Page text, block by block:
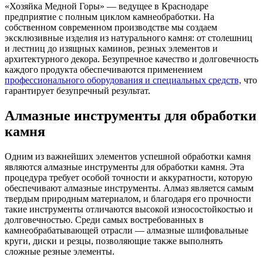
«Хозяйка Медной Горы» — ведущее в Краснодаре
предприятие с полным циклом камнеобработки. На
собственном современном производстве мы создаем
эксклюзивные изделия из натурального камня: от столешниц
и лестниц до изящных каминов, резных элементов и
архитектурного декора. Безупречное качество и долговечность
каждого продукта обеспечиваются применением
профессионального оборудования и специальных средств, что
гарантирует безупречный результат.
Алмазные инструменты для обработки
камня
Одним из важнейших элементов успешной обработки камня
являются алмазные инструменты для обработки камня. Эта
процедура требует особой точности и аккуратности, которую
обеспечивают алмазные инструменты. Алмаз является самым
твердым природным материалом, и благодаря его прочности
такие инструменты отличаются высокой износостойкостью и
долговечностью. Среди самых востребованных в
камнеобрабатывающей отрасли — алмазные шлифовальные
круги, диски и резцы, позволяющие также выполнять
сложные резные элементы.